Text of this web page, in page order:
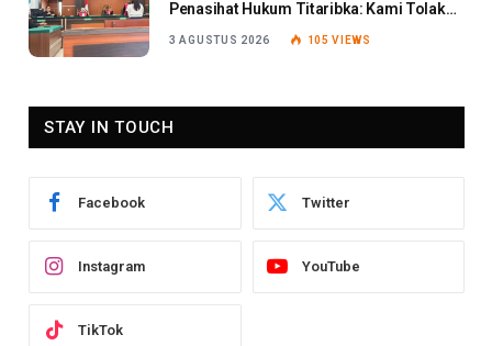
Penasihat Hukum Titaribka: Kami Tolak
3 AGUSTUS 2026 105VIEWS
STAY IN TOUCH
Facebook Twitter
Instagram YouTube
TikTok